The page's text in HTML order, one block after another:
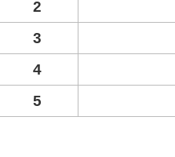
2
3
4
5